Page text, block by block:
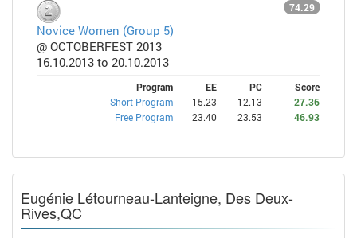
74.29
Novice Women (Group 5)
@ OCTOBERFEST 2013
16.10.2013 to 20.10.2013
Program EE PC
Score
Short Program
15.23 12.13
27.36
Free Program
23.40 23.53 46.93
Eugénie Létourneau-Lanteigne, Des Deux-
Rives,QC